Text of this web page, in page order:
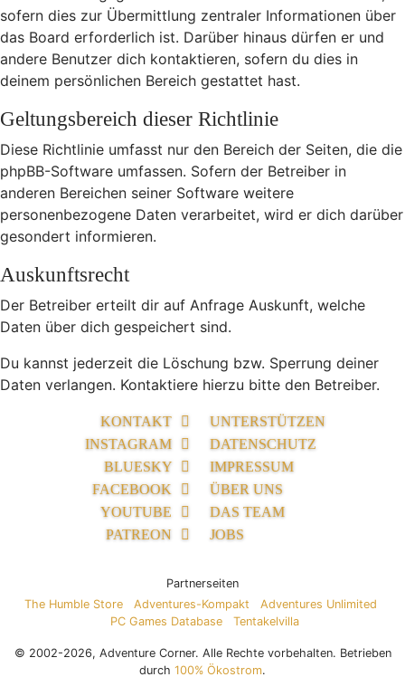
sofern dies zur Übermittlung zentraler Informationen über
das Board erforderlich ist. Darüber hinaus dürfen er und
andere Benutzer dich kontaktieren, sofern du dies in
deinem persönlichen Bereich gestattet hast.
Geltungsbereich dieser Richtlinie
Diese Richtlinie umfasst nur den Bereich der Seiten, die die
phpBB-Software umfassen. Sofern der Betreiber in
anderen Bereichen seiner Software weitere
personenbezogene Daten verarbeitet, wird er dich darüber
gesondert informieren.
Auskunftsrecht
Der Betreiber erteilt dir auf Anfrage Auskunft, welche
Daten über dich gespeichert sind.
Du kannst jederzeit die Löschung bzw. Sperrung deiner
Daten verlangen. Kontaktiere hierzu bitte den Betreiber.
KONTAKT
INSTAGRAM
BLUESKY
FACEBOOK
YOUTUBE
PATREON
UNTERSTÜTZEN
DATENSCHUTZ
IMPRESSUM
ÜBER UNS
DAS TEAM
JOBS
Partnerseiten
The Humble Store
Adventures-Kompakt
Adventures Unlimited
PC Games Database
Tentakelvilla
© 2002-2026, Adventure Corner. Alle Rechte vorbehalten. Betrieben
durch 100% Ökostrom.